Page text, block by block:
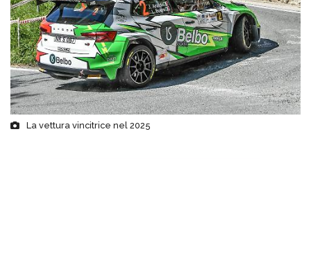
La vettura vincitrice nel 2025